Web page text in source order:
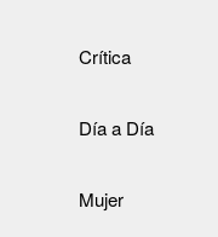
Crítica
Día a Día
Mujer